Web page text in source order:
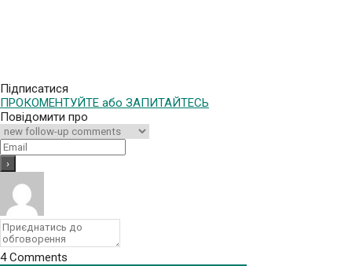
Підписатися
ПРОКОМЕНТУЙТЕ або ЗАПИТАЙТЕСЬ
Повідомити про
4Comments